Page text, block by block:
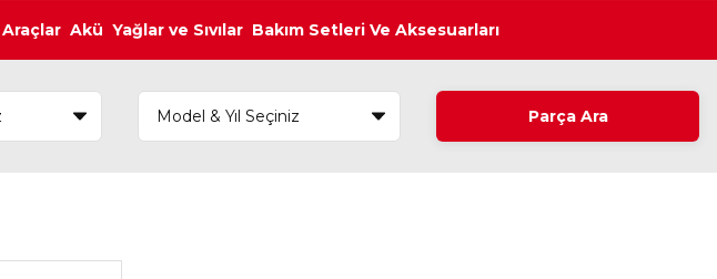
Akü Yağlar ve Sıvılar Bakım Setleri Ve Aksesuarları
Parça Ara